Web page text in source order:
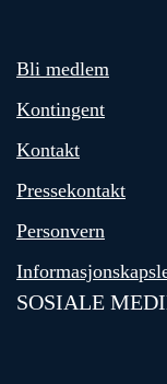
Bli medlem
Kontingent
Kontakt
Pressekontakt
Personvern
SOSIALE